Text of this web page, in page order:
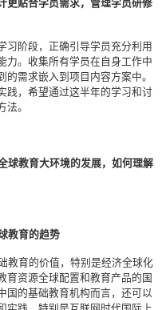
习阶段，正确引导学员充分利用
力。收集所有学员在自身工作中
需求嵌入到项目内容方案中。
践，希望通过这半年的学习和讨
。
球教育大环境的发展，如何理解
教育的趋势
教育的价值，特别是经济全球化
育资源全球配置和教育产品的国
国的基础教育机构而言，还可以